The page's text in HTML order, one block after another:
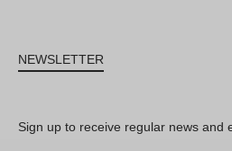
NEWSLETTER
Sign up to receive regular news and